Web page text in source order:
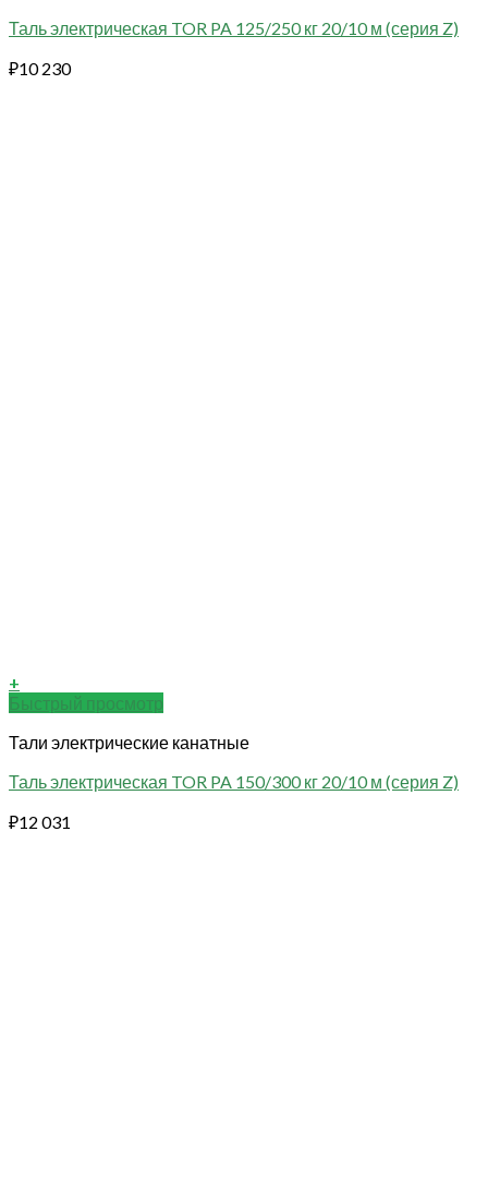
Таль электрическая TOR PA 125/250 кг 20/10 м (серия Z)
₽10 230
+
Быстрый просмотр
Тали электрические канатные
Таль электрическая TOR PA 150/300 кг 20/10 м (серия Z)
₽12 031